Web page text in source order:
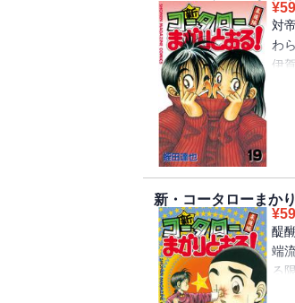
¥
対
わ
伊
古
新・コータローまか
¥
醍
端
る
の